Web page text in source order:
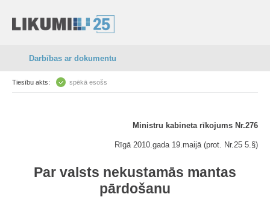
Darbības ar dokumentu
Tiesību akts: spēkā esošs
Ministru kabineta rīkojums Nr.276
Rīgā 2010.gada 19.maijā (prot. Nr.25 5.§)
Par valsts nekustamās mantas
pārdošanu